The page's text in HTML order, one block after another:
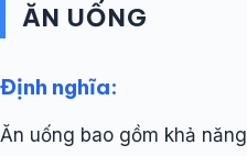
ĂN UỐNG
Định nghĩa:
Ăn uống bao gồm khả